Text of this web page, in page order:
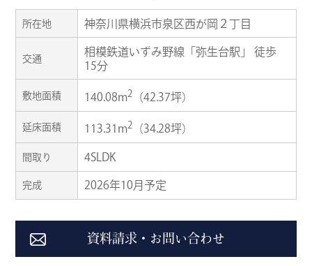
所在地 神奈川県横浜市泉区西が岡２丁目
交通
相模鉄道いずみ野線「弥生台駅」 徒歩
15分
敷地面積 140.08m2 （42.37坪）
延床面積 113.31m2 （34.28坪）
間取り 4SLDK
完成 2026年10月予定
資料請求・お問い合わせ